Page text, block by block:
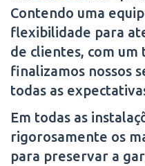
Contendo uma
flexibilidade para
de clientes, com
finalizamos nossos
todas as
Em todas as
rigorosamente os
para preservar a